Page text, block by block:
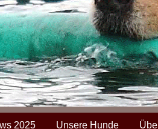
2025 Unsere Hunde